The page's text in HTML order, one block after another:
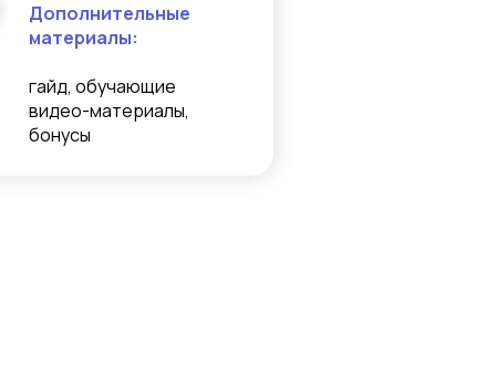
Дополнительные
материалы:
гайд, обучающие
видео-материалы,
бонусы